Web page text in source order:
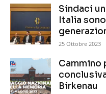
Sindaci
Italia
25 Ottobre 2023
Cammino
Birkenau